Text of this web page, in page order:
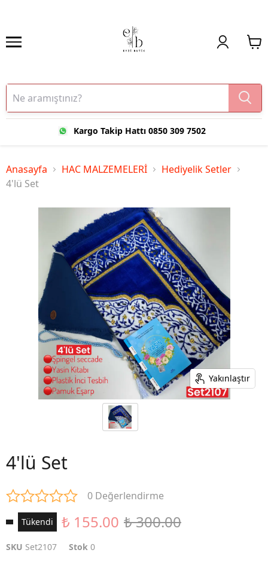
Kargo Takip Hattı 0850 309 7502
Anasayfa HAC MALZEMELERİ
Hediyelik Setler
4'lü Set
Yakınlaştır
4'lü Set
0 Değerlendirme
Tükendi ₺ 155.00 ₺ 300.00
SKU Set2107 Stok 0